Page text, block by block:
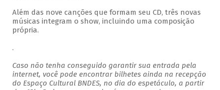
Além das nove canções que formam seu CD, três novas
músicas integram o show, incluindo uma composição
própria.
.
Caso não tenha conseguido garantir sua entrada pela
internet, você pode encontrar bilhetes ainda na recepção
do Espaço Cultural BNDES, no dia do espetáculo, a partir